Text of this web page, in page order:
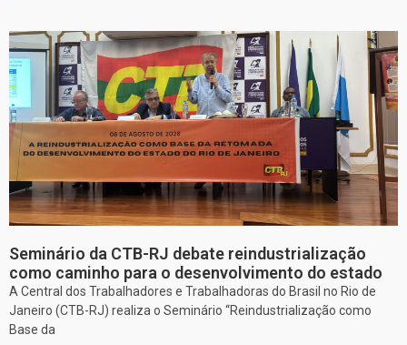
Seminário da CTB-RJ debate reindustrialização
como caminho para o desenvolvimento do estado
A Central dos Trabalhadores e Trabalhadoras do Brasil no Rio de
Janeiro (CTB-RJ) realiza o Seminário “Reindustrialização como
Base da